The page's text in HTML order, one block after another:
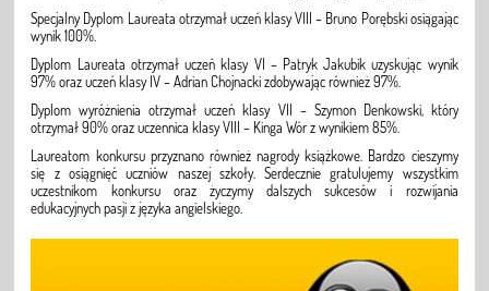
Specjalny Dyplom Laureata otrzymał uczeń klasy VIII – Bruno Porębski osiągając
wynik 100%.
Dyplom Laureata otrzymał uczeń klasy VI – Patryk Jakubik uzyskując wynik
97% oraz uczeń klasy IV – Adrian Chojnacki zdobywając również 97%.
Dyplom wyróżnienia otrzymał uczeń klasy VII – Szymon Denkowski, który
otrzymał 90% oraz uczennica klasy VIII – Kinga Wór z wynikiem 85%.
Laureatom konkursu przyznano również nagrody książkowe. Bardzo cieszymy
się z osiągnięć uczniów naszej szkoły. Serdecznie gratulujemy wszystkim
uczestnikom konkursu oraz życzymy dalszych sukcesów i rozwijania
edukacyjnych pasji z języka angielskiego.